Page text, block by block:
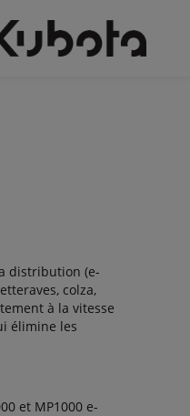
distribution (e-
colza,
à la vitesse
élimine les
et MP1000 e-